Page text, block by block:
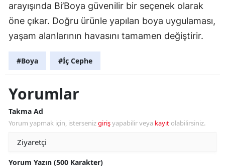
arayışında Bi’Boya güvenilir bir seçenek olarak
öne çıkar. Doğru ürünle yapılan boya uygulaması,
yaşam alanlarının havasını tamamen değiştirir.
#Boya #İç Cephe
Yorumlar
Takma Ad
Yorum yapmak için, istersenizgirişyapabilir veya kayıt olabilirsiniz.
Yorum Yazın (500 Karakter)